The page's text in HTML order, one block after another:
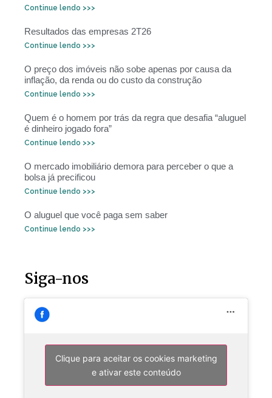
Continue lendo >>>
Resultados das empresas 2T26
Continue lendo >>>
O preço dos imóveis não sobe apenas por causa da
inflação, da renda ou do custo da construção
Continue lendo >>>
Quem é o homem por trás da regra que desafia “aluguel
é dinheiro jogado fora”
Continue lendo >>>
O mercado imobiliário demora para perceber o que a
bolsa já precificou
Continue lendo >>>
O aluguel que você paga sem saber
Continue lendo >>>
Siga-nos
Clique para aceitar os cookies marketing
e ativar este conteúdo